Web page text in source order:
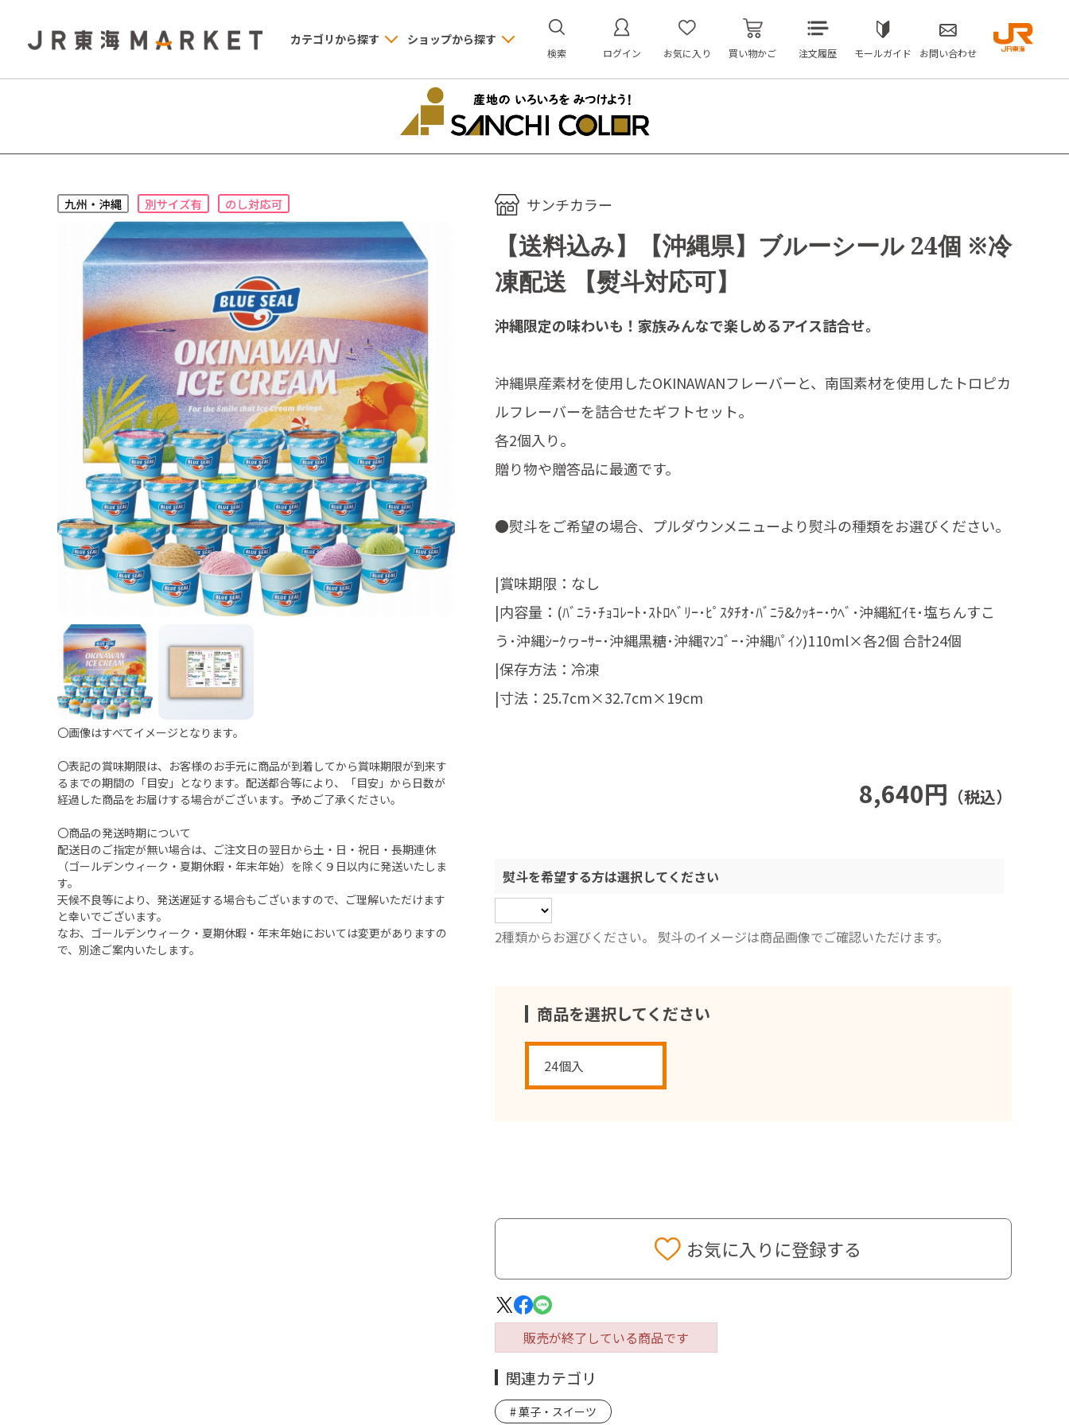
カテゴリから探す ショップから探す
検索 ログイン お気に入り 買い物かご 注文履歴 モールガイド お問い合わせ
〇画像はすべてイメージとなります。
〇表記の賞味期限は、お客様のお手元に商品が到着してから賞味期限が到来す
るまでの期間の「目安」となります。配送都合等により、「目安」から日数が
経過した商品をお届けする場合がございます。予めご了承ください。
〇商品の発送時期について
配送日のご指定が無い場合は、ご注文日の翌日から土・日・祝日・長期連休
（ゴールデンウィーク・夏期休暇・年末年始）を除く９日以内に発送いたしま
す。
天候不良等により、発送遅延する場合もございますので、ご理解いただけます
と幸いでございます。
なお、ゴールデンウィーク・夏期休暇・年末年始においては変更がありますの
で、別途ご案内いたします。
サンチカラー
【送料込み】【沖縄県】ブルーシール 24個 ※冷
凍配送 【熨斗対応可】
8,640円 （税込）
熨斗を希望する方は選択してください
2種類からお選びください。 熨斗のイメージは商品画像でご確認いただけます。
商品を選択してください
24個入
販売が終了している商品です
お気に入りに登録する
沖縄限定の味わいも！家族みんなで楽しめるアイス詰合せ。
沖縄県産素材を使用したOKINAWANフレーバーと、南国素材を使用したトロピカ
ルフレーバーを詰合せたギフトセット。
各2個入り。
贈り物や贈答品に最適です。
●熨斗をご希望の場合、プルダウンメニューより熨斗の種類をお選びください。
|賞味期限：なし
|内容量：(ﾊﾞﾆﾗ･ﾁｮｺﾚｰﾄ･ｽﾄﾛﾍﾞﾘｰ･ﾋﾟｽﾀﾁｵ･ﾊﾞﾆﾗ&ｸｯｷｰ･ｳﾍﾞ･沖縄紅ｲﾓ･塩ちんすこ
う･沖縄ｼｰｸヮｰｻｰ･沖縄黒糖･沖縄ﾏﾝｺﾞｰ･沖縄ﾊﾟｲﾝ)110ml×各2個 合計24個
|保存方法：冷凍
|寸法：25.7cm×32.7cm×19cm
関連カテゴリ
菓子・スイーツ